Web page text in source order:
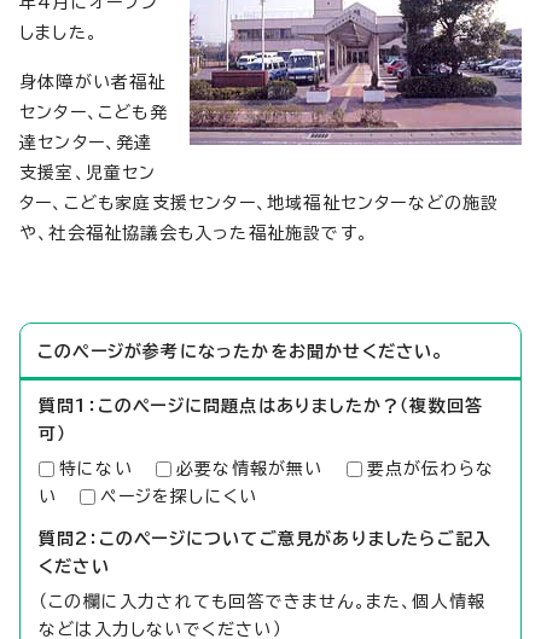
しました。
身体障がい者福祉
センター、こども発
達センター、発達
支援室、児童セン
ター、こども家庭支援センター、地域福祉センターなどの施設
や、社会福祉協議会も入った福祉施設です。
このページが参考になったかをお聞かせください。
質問1：このページに問題点はありましたか？（複数回答
可）
特にない 必要な情報が無い
要点が伝わらな
い
ページを探しにくい
質問2：このページについてご意見がありましたらご記入
ください
（この欄に入力されても回答できません。また、個人情報
などは入力しないでください）